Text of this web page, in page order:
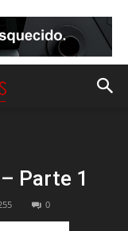
Parte 1
0